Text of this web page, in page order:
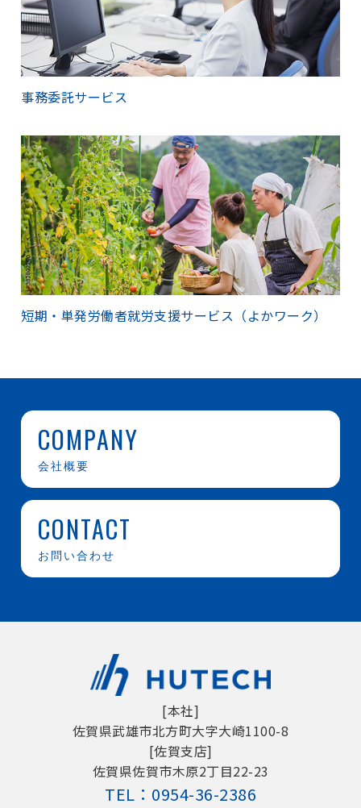
事務委託サービス
短期・単発労働者就労支援サービス（よかワーク）
COMPANY
会社概要
CONTACT
お問い合わせ
[本社]
佐賀県武雄市北方町大字大崎1100-8
[佐賀支店]
佐賀県佐賀市木原2丁目22-23
TEL： 0954-36-2386